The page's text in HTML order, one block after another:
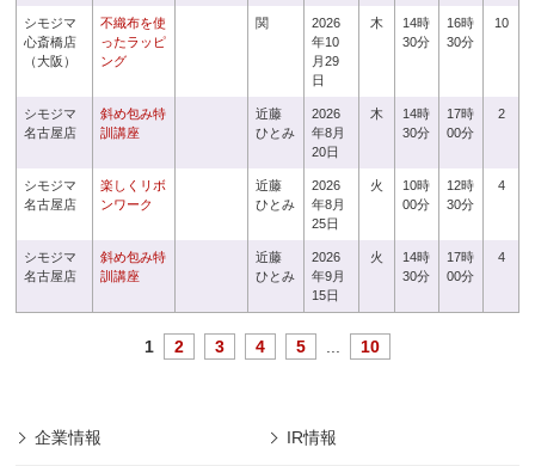
シモジマ
心斎橋店
（大阪）
不織布を使
ったラッピ
ング
関
2026
年10
月29
日
木
14時
30分
16時
30分
10
シモジマ
名古屋店
斜め包み特
訓講座
近藤
ひとみ
2026
年8月
20日
木
14時
30分
17時
00分
2
シモジマ
名古屋店
楽しくリボ
ンワーク
近藤
ひとみ
2026
年8月
25日
火
10時
00分
12時
30分
4
シモジマ
名古屋店
斜め包み特
訓講座
近藤
ひとみ
2026
年9月
15日
火
14時
30分
17時
00分
4
1 2 3 4 5 10
企業情報 IR情報